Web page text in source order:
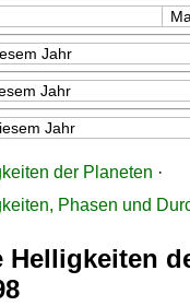
Jahr
Jahr
Jahr
der Planeten ·
Phasen und
Helligkeiten